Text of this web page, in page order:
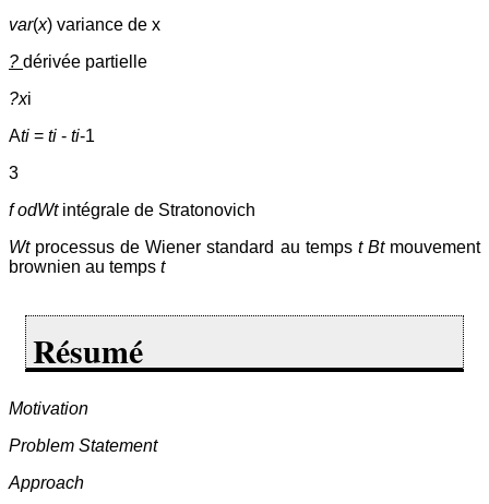
var(x) variance de x
? dérivée partielle
?xi
Ati = ti - ti-1
3
f odWt intégrale de Stratonovich
Wtprocessus de Wiener standard au temps t Bt mouvement
brownien au temps t
Résumé
Motivation
Problem Statement
Approach